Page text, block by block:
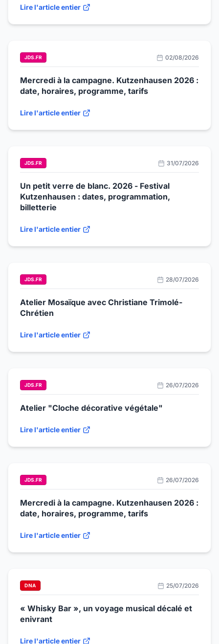
Lire l'article entier
JDS.FR 02/08/2026
Mercredi à la campagne. Kutzenhausen 2026 :
date, horaires, programme, tarifs
Lire l'article entier
JDS.FR 31/07/2026
Un petit verre de blanc. 2026 - Festival
Kutzenhausen : dates, programmation,
billetterie
Lire l'article entier
JDS.FR 28/07/2026
Atelier Mosaïque avec Christiane Trimolé-
Chrétien
Lire l'article entier
JDS.FR 26/07/2026
Atelier "Cloche décorative végétale"
Lire l'article entier
JDS.FR 26/07/2026
Mercredi à la campagne. Kutzenhausen 2026 :
date, horaires, programme, tarifs
Lire l'article entier
DNA 25/07/2026
« Whisky Bar », un voyage musical décalé et
enivrant
Lire l'article entier